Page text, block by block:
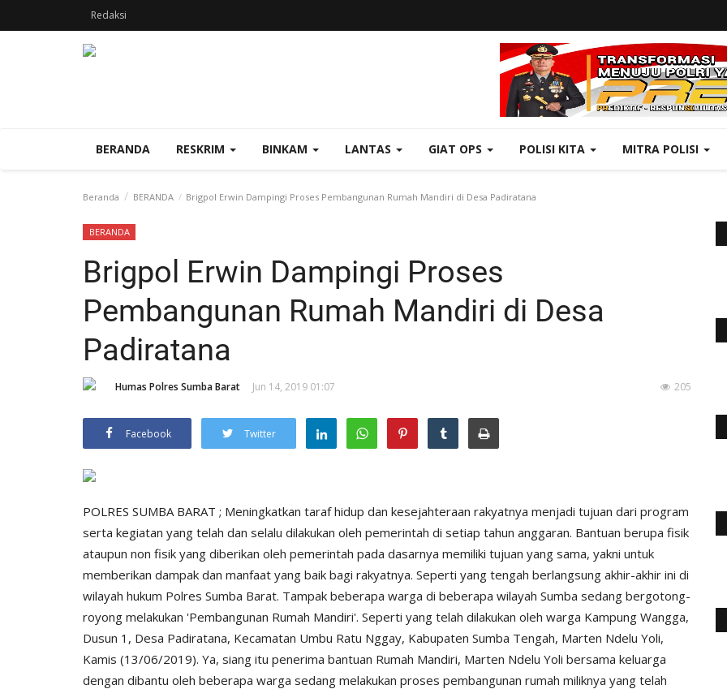
Redaksi
BERANDA RESKRIM BINKAM LANTAS GIAT OPS POLISI KITA MITRA POLISI
Beranda BERANDA Brigpol Erwin Dampingi Proses Pembangunan Rumah Mandiri di Desa Padiratana
BERANDA
Brigpol Erwin Dampingi Proses
Pembangunan Rumah Mandiri di Desa
Padiratana
Humas Polres Sumba Barat Jun 14, 2019 01:07 205
Facebook Twitter
POLRES SUMBA BARAT ; Meningkatkan taraf hidup dan kesejahteraan rakyatnya menjadi tujuan dari program
serta kegiatan yang telah dan selalu dilakukan oleh pemerintah di setiap tahun anggaran. Bantuan berupa fisik
ataupun non fisik yang diberikan oleh pemerintah pada dasarnya memiliki tujuan yang sama, yakni untuk
memberikan dampak dan manfaat yang baik bagi rakyatnya. Seperti yang tengah berlangsung akhir-akhir ini di
wilayah hukum Polres Sumba Barat. Tampak beberapa warga di beberapa wilayah Sumba sedang bergotong-
royong melakukan 'Pembangunan Rumah Mandiri'. Seperti yang telah dilakukan oleh warga Kampung Wangga,
Dusun 1, Desa Padiratana, Kecamatan Umbu Ratu Nggay, Kabupaten Sumba Tengah, Marten Ndelu Yoli,
Kamis (13/06/2019). Ya, siang itu penerima bantuan Rumah Mandiri, Marten Ndelu Yoli bersama keluarga
dengan dibantu oleh beberapa warga sedang melakukan proses pembangunan rumah miliknya yang telah